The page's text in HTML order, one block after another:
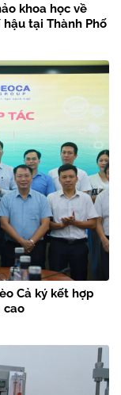
khoa học về
tại Thành Phố
Cả ký kết hợp
cao